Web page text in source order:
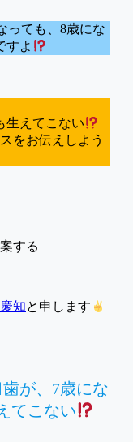
っても、8歳にな
すよ
生えてこない
をお伝えしよう
する
知と申します
が、7歳にな
てこない